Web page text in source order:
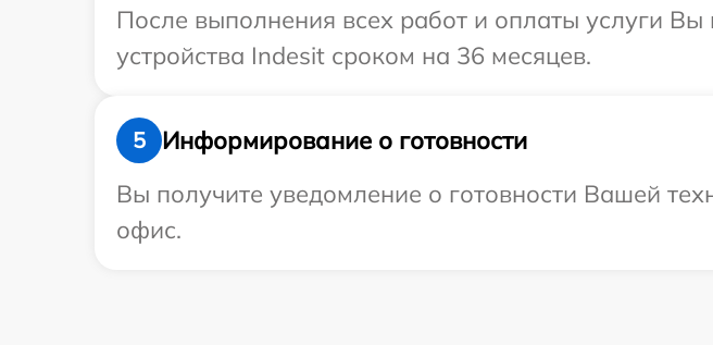
После выполнения всех работ и оплаты услуги
устройства Indesit сроком на 36 месяцев.
5
Информирование о готовности
Вы получите уведомление о готовности Вашей
офис.